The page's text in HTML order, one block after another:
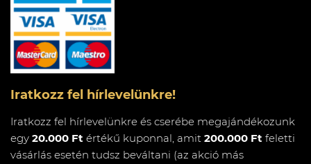
Iratkozz fel hírlevelünkre!
Iratkozz fel hírlevelünkre és cserébe megajándékozunk
egy 20.000 Ft értékű kuponnal, amit 200.000 Ft feletti
vásárlás esetén tudsz beváltani (az akció más